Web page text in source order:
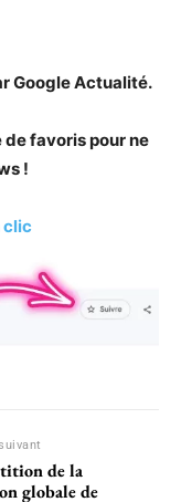
Google Actualité.
favoris pour ne
!
clic
de la
globale de